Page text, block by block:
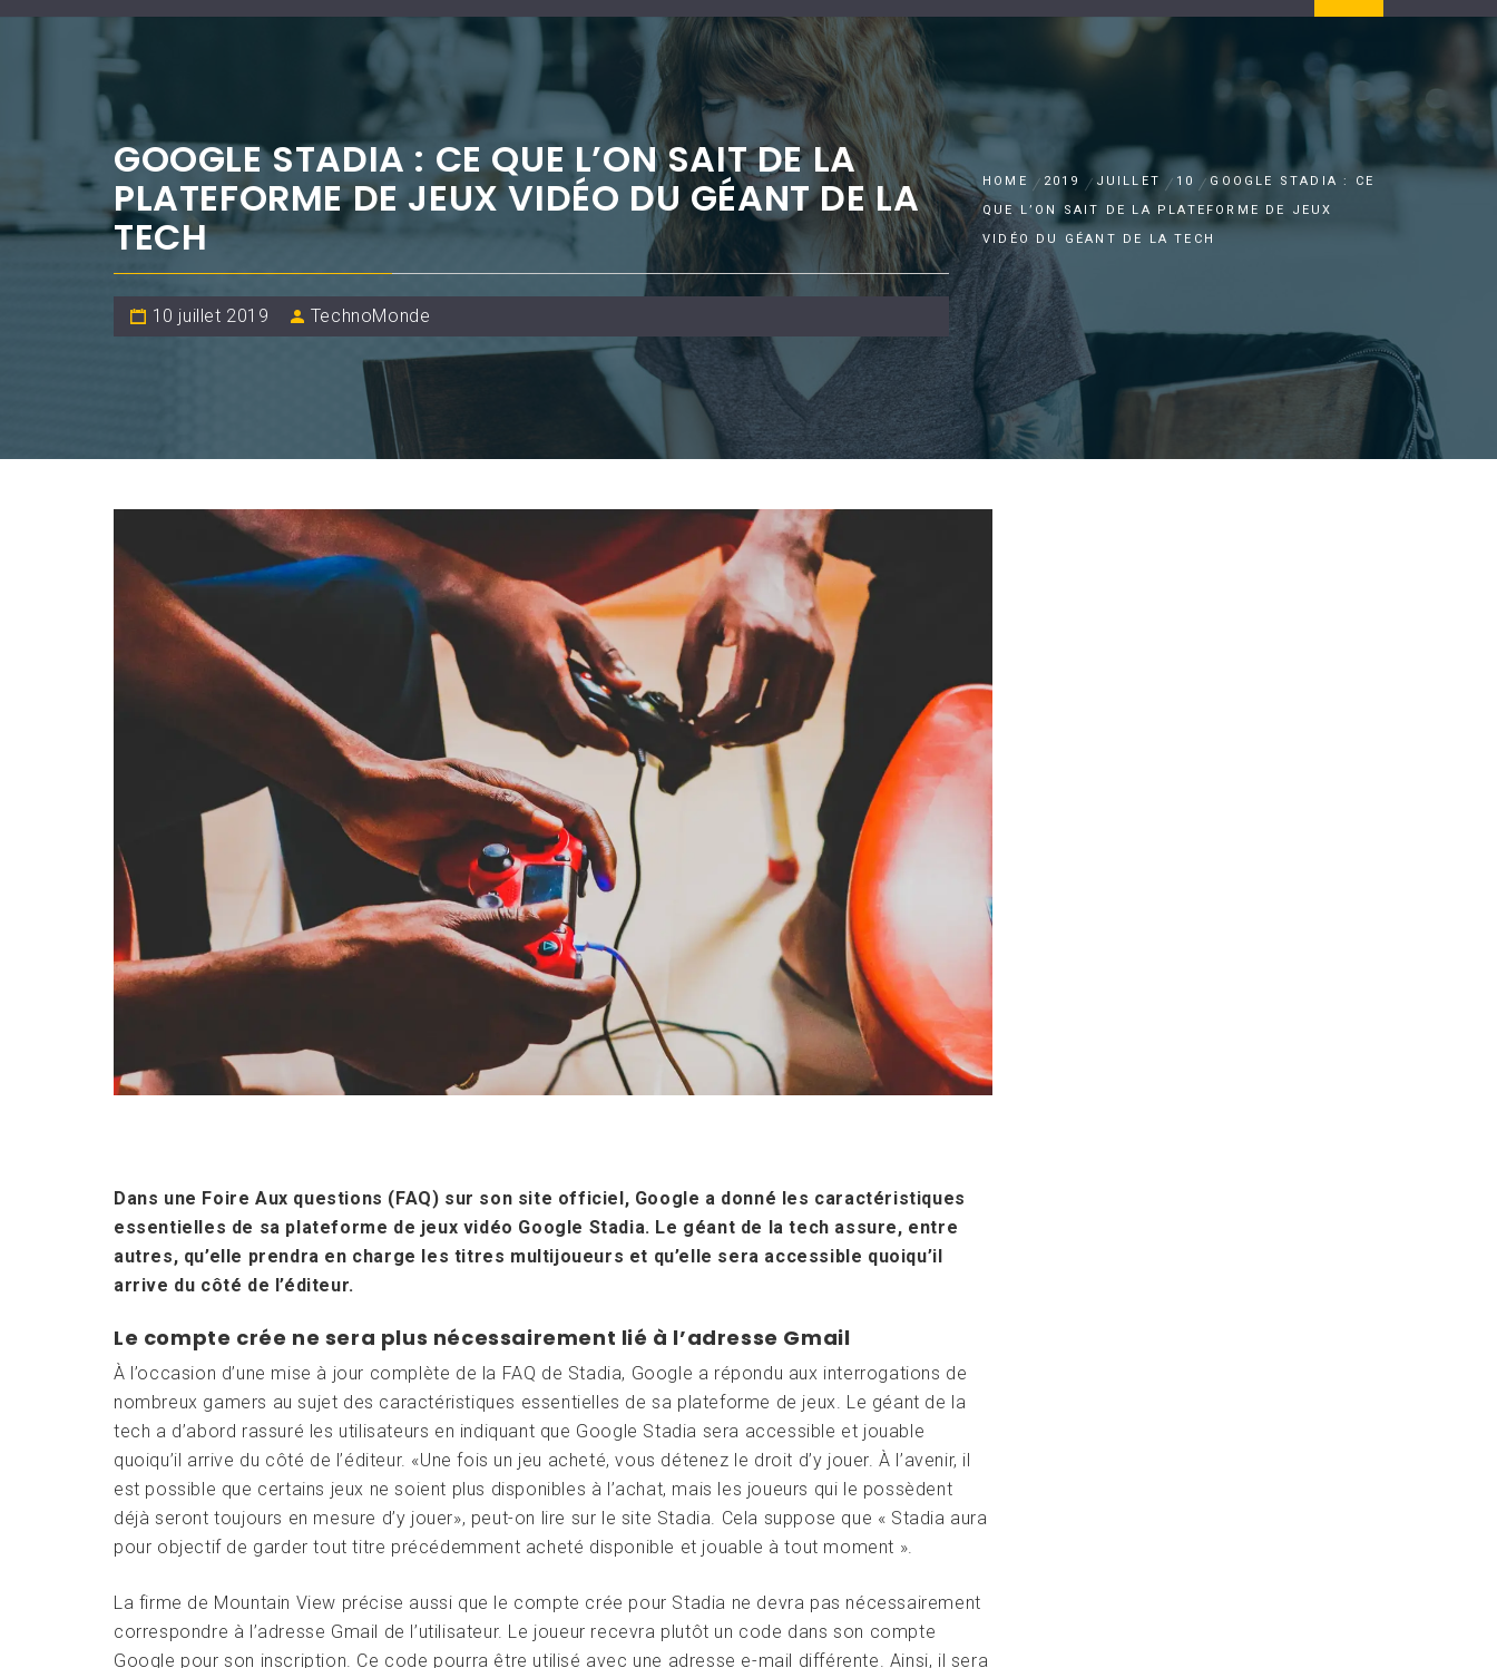
GOOGLE STADIA : CE QUE L’ON SAIT DE LA
PLATEFORME DE JEUX VIDÉO DU GÉANT DE LA
TECH
10 juillet 2019 TechnoMonde
HOME 2019 JUILLET 10
GOOGLE STADIA : CE
QUE L’ON SAIT DE LA PLATEFORME DE JEUX
VIDÉO DU GÉANT DE LA TECH
Dans une Foire Aux questions (FAQ) sur son site officiel, Google a donné les caractéristiques
essentielles de sa plateforme de jeux vidéo Google Stadia. Le géant de la tech assure, entre
autres, qu’elle prendra en charge les titres multijoueurs et qu’elle sera accessible quoiqu’il
arrive du côté de l’éditeur.
Le compte crée ne sera plus nécessairement lié à l’adresse Gmail
À l’occasion d’une mise à jour complète de la FAQ de Stadia, Google a répondu aux interrogations de
nombreux gamers au sujet des caractéristiques essentielles de sa plateforme de jeux. Le géant de la
tech a d’abord rassuré les utilisateurs en indiquant que Google Stadia sera accessible et jouable
quoiqu’il arrive du côté de l’éditeur. «Une fois un jeu acheté, vous détenez le droit d’y jouer. À l’avenir, il
est possible que certains jeux ne soient plus disponibles à l’achat, mais les joueurs qui le possèdent
déjà seront toujours en mesure d’y jouer», peut-on lire sur le site Stadia. Cela suppose que « Stadia aura
pour objectif de garder tout titre précédemment acheté disponible et jouable à tout moment ».
La firme de Mountain View précise aussi que le compte crée pour Stadia ne devra pas nécessairement
correspondre à l’adresse Gmail de l’utilisateur. Le joueur recevra plutôt un code dans son compte
Google pour son inscription. Ce code pourra être utilisé avec une adresse e-mail différente. Ainsi, il sera